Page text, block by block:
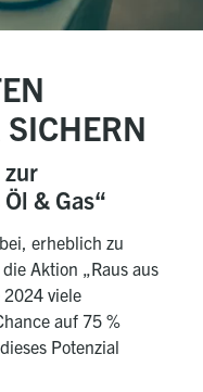
SICHERN
& Gas“
erheblich zu
Aktion „Raus aus
2024 viele
auf 75 %
Potenzial